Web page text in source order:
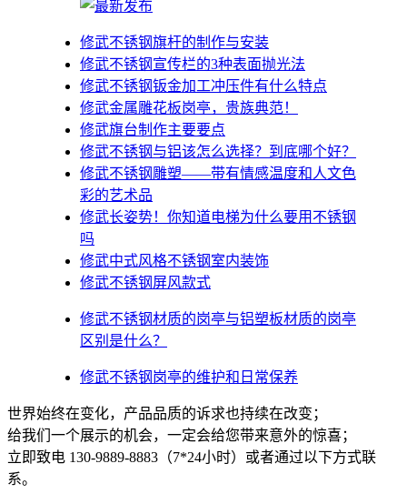
修武不锈钢旗杆的制作与安装
修武不锈钢宣传栏的3种表面抛光法
修武不锈钢钣金加工冲压件有什么特点
修武金属雕花板岗亭，贵族典范！
修武旗台制作主要要点
修武不锈钢与铝该怎么选择？到底哪个好？
修武不锈钢雕塑——带有情感温度和人文色
彩的艺术品
修武​长姿势！你知道电梯为什么要用不锈钢
吗
修武中式风格不锈钢室内装饰
修武不锈钢屏风款式
修武不锈钢材质的岗亭与铝塑板材质的岗亭
区别是什么？
修武不锈钢岗亭的维护和日常保养
世界始终在变化，产品品质的诉求也持续在改变；
给我们一个展示的机会，一定会给您带来意外的惊喜；
立即致电 130-9889-8883（7*24小时）或者通过以下方式联
系。